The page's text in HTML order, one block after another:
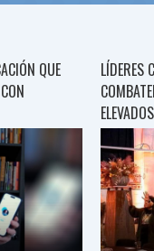
QUE
LÍDERES
ELEVADOS